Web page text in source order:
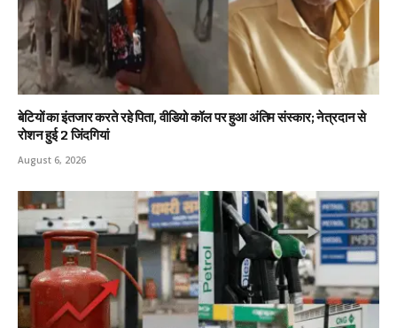
बेटियों का इंतजार करते रहे पिता, वीडियो कॉल पर हुआ अंतिम संस्कार; नेत्रदान से
रोशन हुई 2 जिंदगियां
August 6, 2026